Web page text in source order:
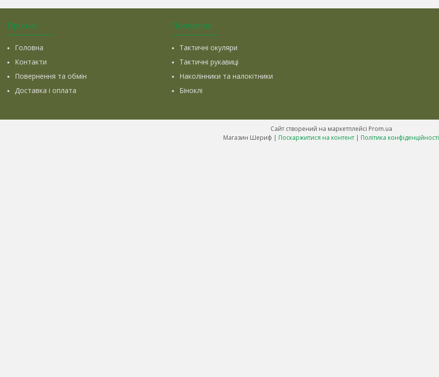
Про нас
Головна
Контакти
Повернення та обмін
Доставка і оплата
Популярні
Тактичні окуляри
Тактичні рукавиці
Наколінники та налокітники
Біноклі
Сайт створений на маркетплейсі Prom.ua
Магазин Шериф | Поскаржитися на контент | Політика конфіденційності